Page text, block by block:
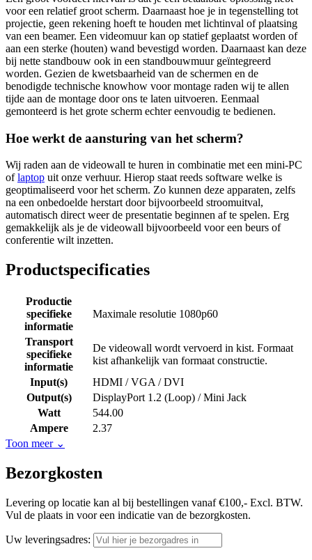
voor een relatief groot scherm. Daarnaast hoe je in tegenstelling tot
projectie, geen rekening hoeft te houden met lichtinval of plaatsing
van een beamer. Een videomuur kan op statief geplaatst worden of
aan een sterke (houten) wand bevestigd worden. Daarnaast kan deze
bij nette standbouw ook in een standbouwmuur geïntegreerd
worden. Gezien de kwetsbaarheid van de schermen en de
benodigde technische knowhow voor montage raden wij te allen
tijde aan de montage door ons te laten uitvoeren. Eenmaal
gemonteerd is het grote scherm echter eenvoudig te bedienen.
Hoe werkt de aansturing van het scherm?
Wij raden aan de videowall te huren in combinatie met een mini-PC
oflaptop uit onze verhuur. Hierop staat reeds software welke is
geoptimaliseerd voor het scherm. Zo kunnen deze apparaten, zelfs
na een onbedoelde herstart door bijvoorbeeld stroomuitval,
automatisch direct weer de presentatie beginnen af te spelen. Erg
gemakkelijk als je de videowall bijvoorbeeld voor een beurs of
conferentie wilt inzetten.
Productspecificaties
Productie
specifieke
informatie
Maximale resolutie 1080p60
Transport
specifieke
informatie
De videowall wordt vervoerd in kist. Formaat
kist afhankelijk van formaat constructie.
Input(s)
HDMI / VGA / DVI
Output(s)
DisplayPort 1.2 (Loop) / Mini Jack
Watt
544.00
Ampere
2.37
Toon meer ⌄
Bezorgkosten
Levering op locatie kan al bij bestellingen vanaf €100,- Excl. BTW.
Vul de plaats in voor een indicatie van de bezorgkosten.
Uw leveringsadres: